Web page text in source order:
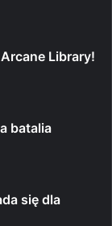
Library!
batalia
się dla